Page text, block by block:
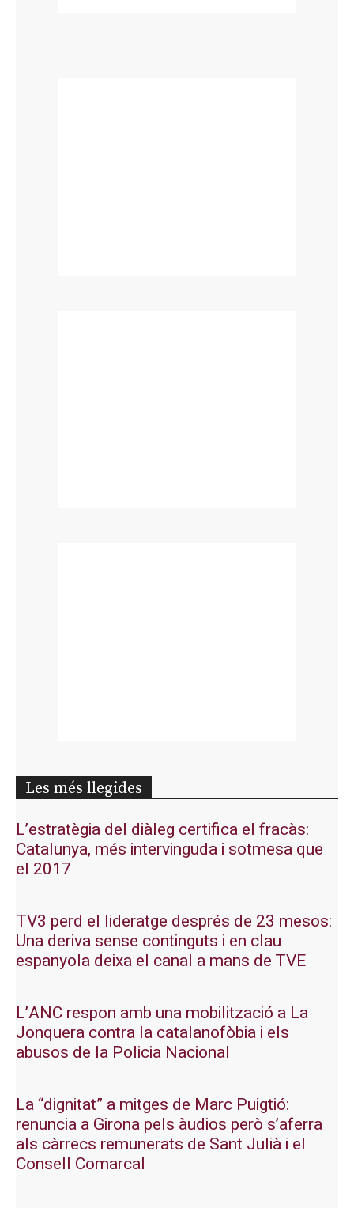
Les més llegides
L’estratègia del diàleg certifica el fracàs:
Catalunya, més intervinguda i sotmesa que
el 2017
TV3 perd el lideratge després de 23 mesos:
Una deriva sense continguts i en clau
espanyola deixa el canal a mans de TVE
L’ANC respon amb una mobilització a La
Jonquera contra la catalanofòbia i els
abusos de la Policia Nacional
La “dignitat” a mitges de Marc Puigtió:
renuncia a Girona pels àudios però s’aferra
als càrrecs remunerats de Sant Julià i el
Consell Comarcal